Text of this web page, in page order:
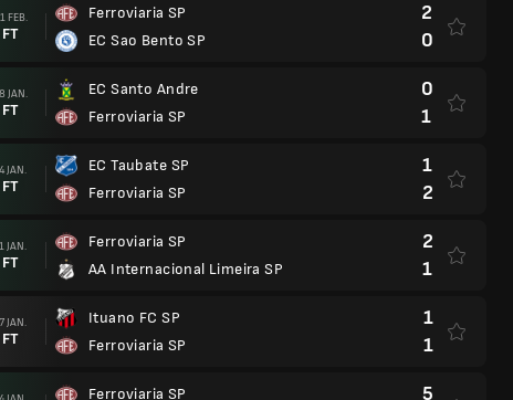
FEB.
FT
Ferroviaria SP
EC Sao Bento SP
2
0
JAN.
FT
EC Santo Andre
Ferroviaria SP
0
1
JAN.
FT
EC Taubate SP
Ferroviaria SP
1
2
JAN.
FT
Ferroviaria SP
AA Internacional Limeira SP
2
1
JAN.
FT
Ituano FC SP
Ferroviaria SP
1
1
Ferroviaria SP 5